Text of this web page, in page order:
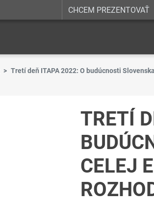
CHCEM PREZENTOVAŤ
Tretí deň ITAPA 2022: O budúcnosti
TRETÍ
CELEJ